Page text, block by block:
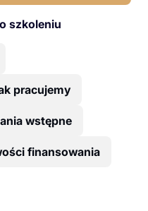
szkoleniu
pracujemy
wstępne
finansowania